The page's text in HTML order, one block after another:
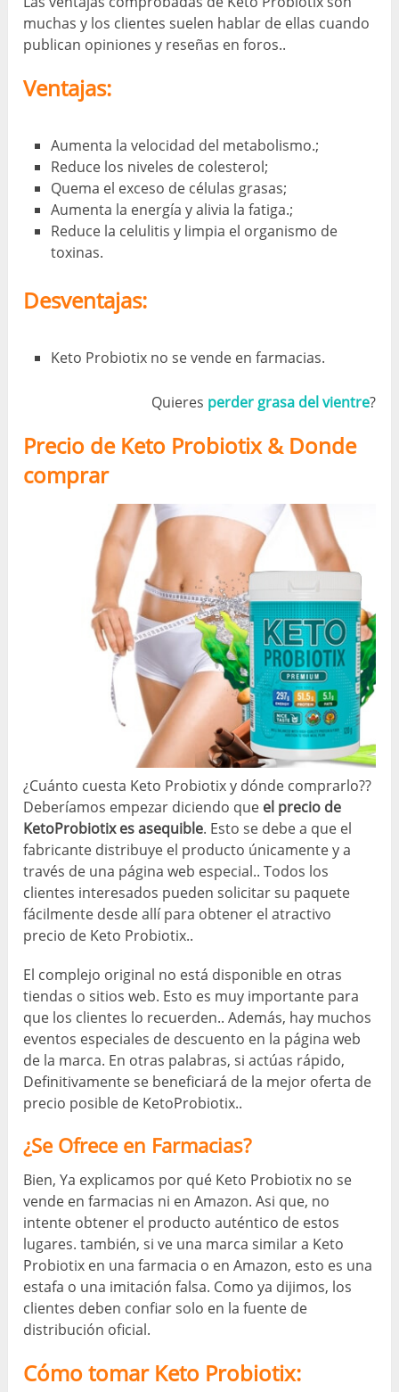
muchas y los clientes suelen hablar de ellas cuando
publican opiniones y reseñas en foros..
Ventajas:
Aumenta la velocidad del metabolismo.;
Reduce los niveles de colesterol;
Quema el exceso de células grasas;
Aumenta la energía y alivia la fatiga.;
Reduce la celulitis y limpia el organismo de
toxinas.
Desventajas:
Keto Probiotix no se vende en farmacias.
Quieres perder grasa del vientre?
Precio de Keto Probiotix & Donde
comprar
¿Cuánto cuesta Keto Probiotix y dónde comprarlo??
Deberíamos empezar diciendo que el precio de
KetoProbiotix es asequible. Esto se debe a que el
fabricante distribuye el producto únicamente y a
través de una página web especial.. Todos los
clientes interesados ​​pueden solicitar su paquete
fácilmente desde allí para obtener el atractivo
precio de Keto Probiotix..
El complejo original no está disponible en otras
tiendas o sitios web. Esto es muy importante para
que los clientes lo recuerden.. Además, hay muchos
eventos especiales de descuento en la página web
de la marca. En otras palabras, si actúas rápido,
Definitivamente se beneficiará de la mejor oferta de
precio posible de KetoProbiotix..
¿Se Ofrece en Farmacias?
Bien, Ya explicamos por qué Keto Probiotix no se
vende en farmacias ni en Amazon. Asi que, no
intente obtener el producto auténtico de estos
lugares. también, si ve una marca similar a Keto
Probiotix en una farmacia o en Amazon, esto es una
estafa o una imitación falsa. Como ya dijimos, los
clientes deben confiar solo en la fuente de
distribución oficial.
Cómo tomar Keto Probiotix: